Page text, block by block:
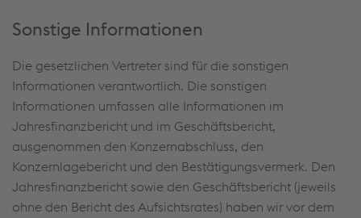
Sonstige Informationen
Die gesetzlichen Vertreter sind für die sonstigen
Informationen verantwortlich. Die sonstigen
Informationen umfassen alle Informationen im
Jahresfinanzbericht und im Geschäftsbericht,
ausgenommen den Konzernabschluss, den
Konzernlagebericht und den Bestätigungsvermerk. Den
Jahresfinanzbericht sowie den Geschäftsbericht (jeweils
ohne den Bericht des Aufsichtsrates) haben wir vor dem